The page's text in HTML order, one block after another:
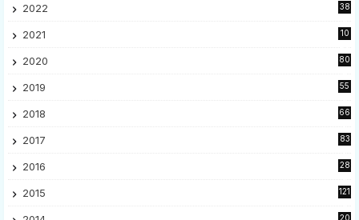
2022
38
2021
10
2020
80
2019
55
2018
66
2017
83
2016
28
2015
121
20